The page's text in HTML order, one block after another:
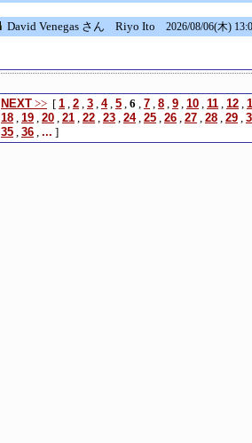
David Venegas さん Riyo Ito 2026/08/06(木)
NEXT >> [ 1 , 2 , 3 , 4, 5 , 6 , 7 , 8 , 9 , 10 , 11 , 12 ,
18 , 19 , 20 , 21 , 22 , 23 , 24, 25 , 26 , 27 , 28 , 29 ,
35 , 36 , ... ]